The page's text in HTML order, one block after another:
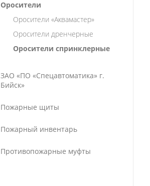
Оросители
Оросители «Аквамастер»
Оросители дренчерные
Оросители спринклерные
ЗАО «ПО «Спецавтоматика» г.
Бийск»
Пожарные щиты
Пожарный инвентарь
Противопожарные муфты